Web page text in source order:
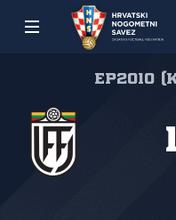
EP2010